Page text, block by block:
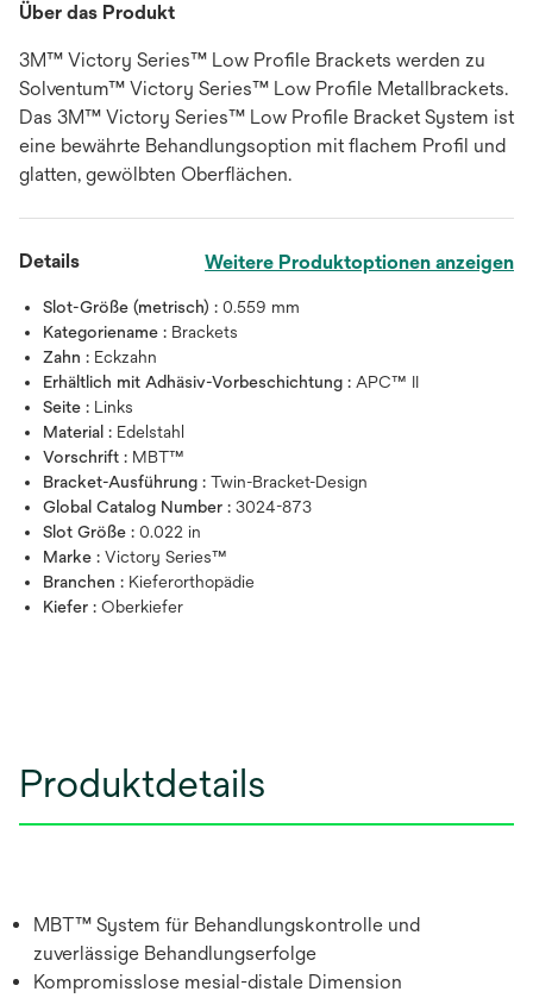
Über das Produkt
3M™ Victory Series™ Low Profile Brackets werden zu
Solventum™ Victory Series™ Low Profile Metallbrackets.
Das 3M™ Victory Series™ Low Profile Bracket System ist
eine bewährte Behandlungsoption mit flachem Profil und
glatten, gewölbten Oberflächen.
Details Weitere Produktoptionen anzeigen
Slot-Größe (metrisch) : 0.559 mm
Kategoriename : Brackets
Zahn : Eckzahn
Erhältlich mit Adhäsiv-Vorbeschichtung : APC™ II
Seite : Links
Material : Edelstahl
Vorschrift : MBT™
Bracket-Ausführung : Twin-Bracket-Design
Global Catalog Number : 3024-873
Slot Größe : 0.022 in
Marke : Victory Series™
Branchen : Kieferorthopädie
Kiefer : Oberkiefer
Produktdetails
MBT™ System für Behandlungskontrolle und
zuverlässige Behandlungserfolge
Kompromisslose mesial-distale Dimension